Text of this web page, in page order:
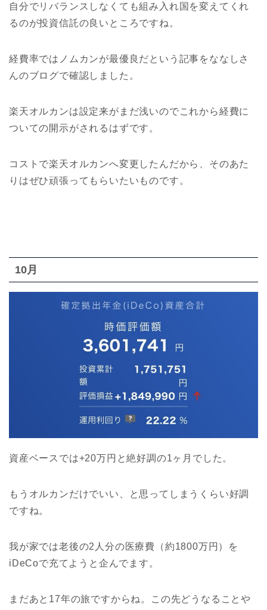
自分でリバランスしなくても組み入れ国を変えてくれ
るのが投資信託の良いところですね。
経費率ではノムカンが最優良だという記事をななしさ
んのブログで確認しました。
楽天オルカンは設定来がまだ浅いのでこれから経費に
ついての開示がされるはずです。
コストで楽天オルカンへ変更したんだから、そのあた
りはぜひ頑張ってもらいたいものです。
10月
資産ベースでは+20万円と絶好調の1ヶ月でした。
もうオルカンだけでいい、と思ってしまうくらい好調
ですね。
我が家では老後の2人分の医療費（約1800万円）を
iDeCoで充てようと企んでます。
まだあと17年の旅ですからね。この先どうなることや